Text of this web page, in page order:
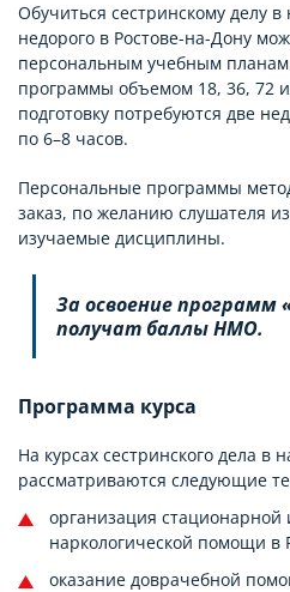
Обучиться сестринскому делу
недорого в Ростове-на-Дону
персональным учебным
программы объемом 18, 36, 72
подготовку потребуются две
по 6–8 часов.
Персональные программы
заказ, по желанию слушателя
изучаемые дисциплины.
За освоение программ
получат баллы НМО.
Программа курса
На курсах сестринского дела в
рассматриваются следующие
организация стационарной
наркологической помощи в
оказание доврачебной